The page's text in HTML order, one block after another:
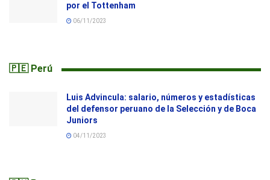
por el Tottenham
06/11/2023
🇵🇪 Perú
Luis Advincula: salario, números y estadísticas
del defensor peruano de la Selección y de Boca
Juniors
04/11/2023